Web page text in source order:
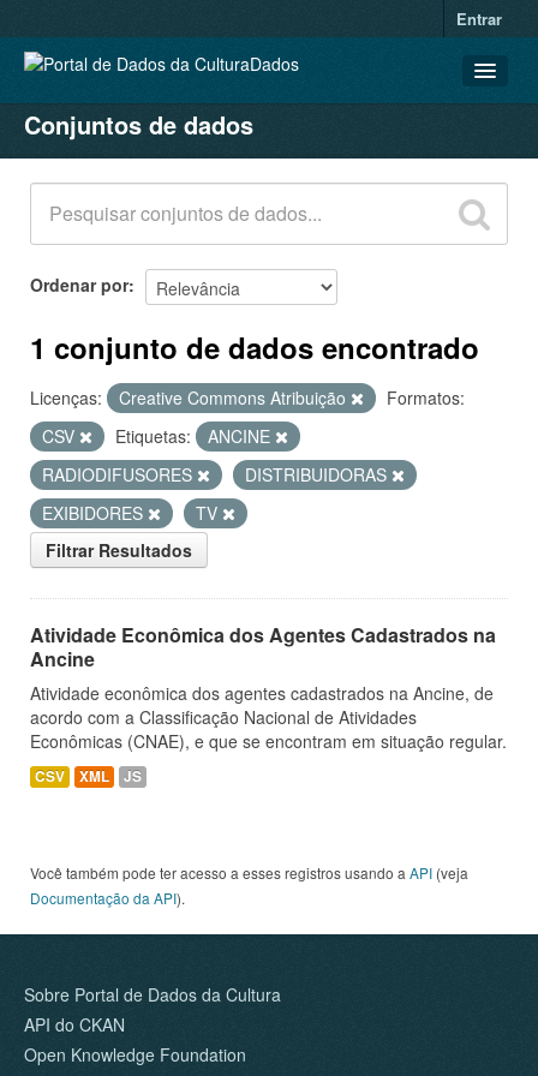
Entrar
CONJUNTOS DE DADOS
ORGANIZAÇÕES
GRUPOS
SOBRE
Conjuntos de dados
Ordenar por
1 conjunto de dados encontrado
Licenças: Creative Commons Atribuição
Formatos:
CSV
Etiquetas:
ANCINE
RADIODIFUSORES
DISTRIBUIDORAS
EXIBIDORES
TV
Filtrar Resultados
Atividade Econômica dos Agentes Cadastrados na
Ancine
Atividade econômica dos agentes cadastrados na Ancine, de
acordo com a Classificação Nacional de Atividades
Econômicas (CNAE), e que se encontram em situação regular.
CSV XML JS
Você também pode ter acesso a esses registros usando a API (veja
Documentação da API).
Sobre Portal de Dados da Cultura
API do CKAN
Open Knowledge Foundation